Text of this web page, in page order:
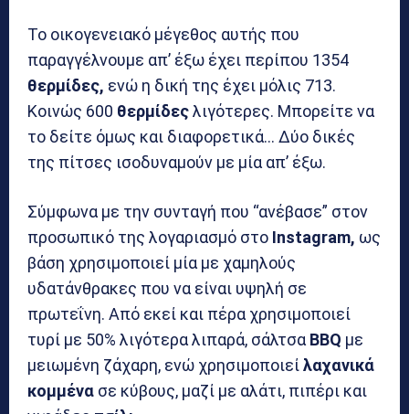
Το οικογενειακό μέγεθος αυτής που
παραγγέλνουμε απ’ έξω έχει περίπου 1354
θερμίδες, ενώ η δική της έχει μόλις 713.
Κοινώς 600 θερμίδεςλιγότερες. Μπορείτε να
το δείτε όμως και διαφορετικά… Δύο δικές
της πίτσες ισοδυναμούν με μία απ’ έξω.
Σύμφωνα με την συνταγή που “ανέβασε” στον
προσωπικό της λογαριασμό στο Instagram, ως
βάση χρησιμοποιεί μία με χαμηλούς
υδατάνθρακες που να είναι υψηλή σε
πρωτεΐνη. Από εκεί και πέρα χρησιμοποιεί
τυρί με 50% λιγότερα λιπαρά, σάλτσα BBQ με
μειωμένη ζάχαρη, ενώ χρησιμοποιείλαχανικά
κομμένα σε κύβους, μαζί με αλάτι, πιπέρι και